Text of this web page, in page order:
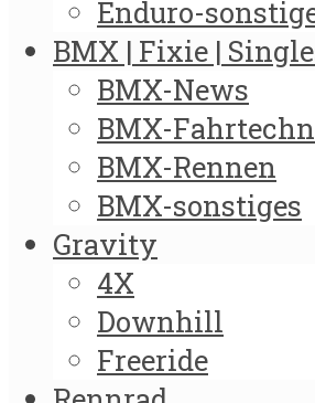
Enduro-
BMX | Fixie |
BMX-News
BMX-
BMX-Rennen
BMX-sonstiges
Gravity
4X
Downhill
Freeride